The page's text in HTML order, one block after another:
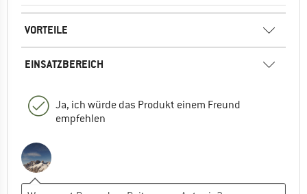
VORTEILE
EINSATZBEREICH
Ja, ich würde das Produkt einem Freund
empfehlen